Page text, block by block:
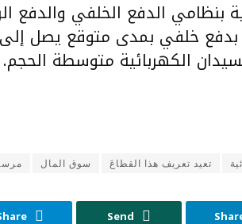
بنظامي الدفع الخلفي والدفع
الكهربائية متوسطة الحجم.
تعيد تعريف هذا القطاعَ سوق المال
Send